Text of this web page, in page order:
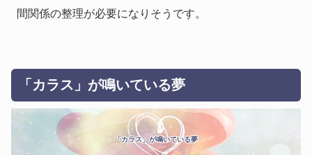
間関係の整理が必要になりそうです。
「カラス」が鳴いている夢
「カラス」が鳴いている夢